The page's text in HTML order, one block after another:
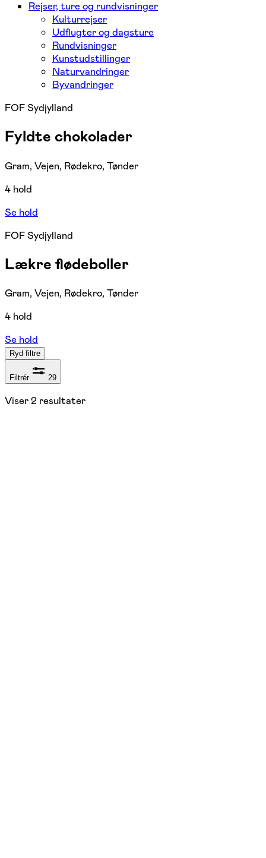
Rejser, ture og rundvisninger
Kulturrejser
Udflugter og dagsture
Rundvisninger
Kunstudstillinger
Naturvandringer
Byvandringer
FOF Sydjylland
Fyldte chokolader
Gram, Vejen, Rødekro, Tønder
4 hold
Se hold
FOF Sydjylland
Lækre flødeboller
Gram, Vejen, Rødekro, Tønder
4 hold
Se hold
Ryd filtre
Filtrér 29
Viser2 resultater